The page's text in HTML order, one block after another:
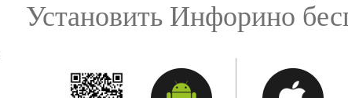
Установить Инфорино